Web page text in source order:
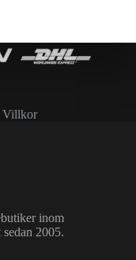
Villkor
inom
2005.